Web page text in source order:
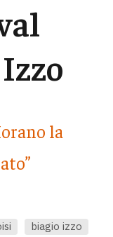
la
biagio izzo